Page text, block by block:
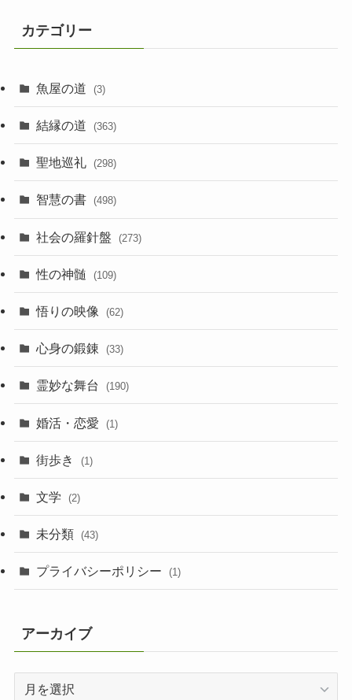
カテゴリー
魚屋の道 (3)
結縁の道 (363)
聖地巡礼 (298)
智慧の書 (498)
社会の羅針盤 (273)
性の神髄 (109)
悟りの映像 (62)
心身の鍛錬 (33)
霊妙な舞台 (190)
婚活・恋愛 (1)
街歩き (1)
文学 (2)
未分類 (43)
プライバシーポリシー (1)
アーカイブ